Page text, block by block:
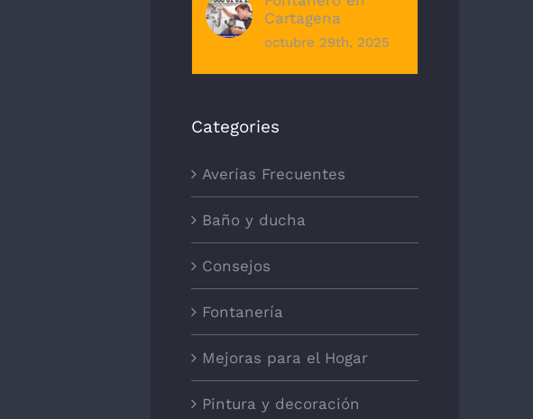
Cartagena
octubre 29th, 2025
Categories
Averías Frecuentes
Baño y ducha
Consejos
Fontanería
Mejoras para el Hogar
Pintura y decoración